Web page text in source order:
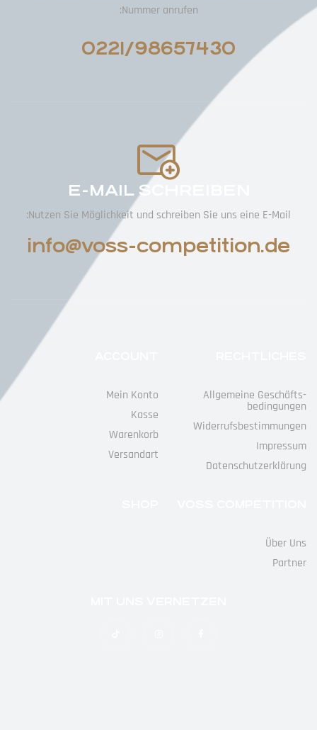
Nummer anrufen:
0221/98657430
E-MAIL SCHREIBEN
Nutzen Sie Möglichkeit und schreiben Sie uns eine E-Mail:
info@voss-competition.de
Allgemeine Geschäfts­
Bedingungen
Widerrufs­bestimmungen
Impressum
Datenschutz­erklärung
Mein Konto
Kasse
Warenkorb
Versandart
Über Uns
Partner